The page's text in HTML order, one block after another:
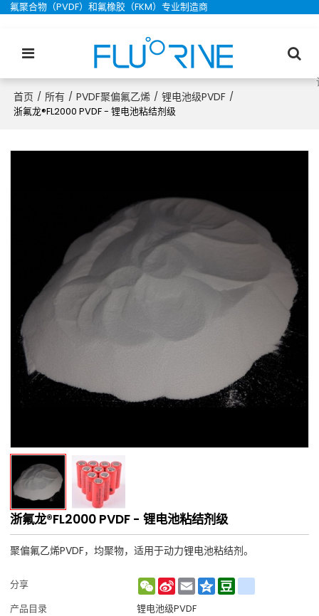
氟聚合物（PVDF）和氟橡胶（FKM）专业制造商
首页 / 所有 / PVDF聚偏氟乙烯 / 锂电池级PVDF /
浙氟龙®FL2000 PVDF - 锂电池粘结剂级
浙氟龙®FL2000 PVDF - 锂电池粘结剂级
聚偏氟乙烯PVDF，均聚物，适用于动力锂电池粘结剂。
分享 WeChat
Sina
Weibo
EmailQzoneDouban
产品目录
锂电池级PVDF